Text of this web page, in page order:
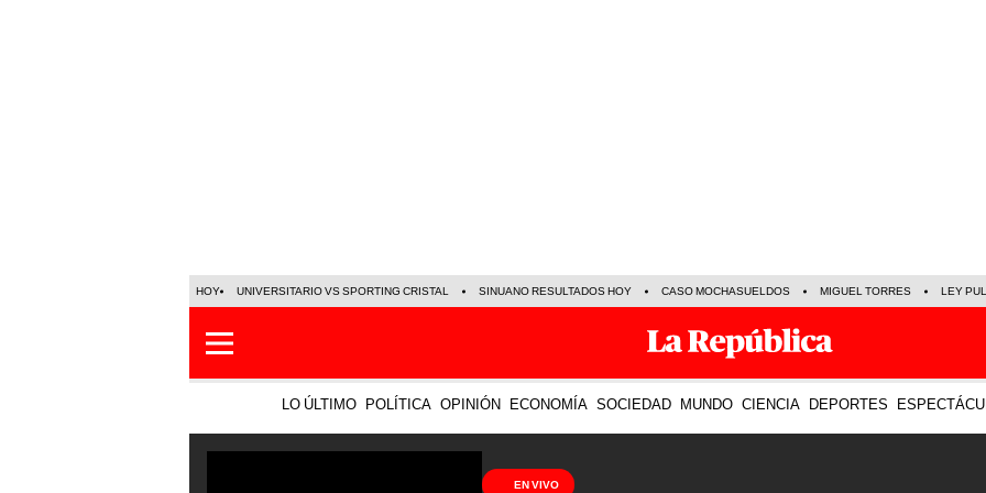
HOY UNIVERSITARIO VS SPORTING CRISTAL SINUANO RESULTADOS HOY CASO MOCHASUELDOS MIGUEL TORRES LEY
LO ÚLTIMO POLÍTICA OPINIÓN ECONOMÍA SOCIEDAD MUNDO CIENCIA DEPORTES
EN VIVO